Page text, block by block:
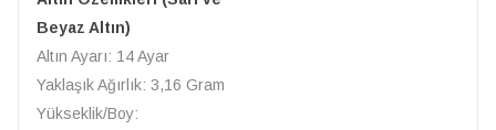
Beyaz Altın)
Altın Ayarı: 14 Ayar
Yaklaşık Ağırlık: 3,16 Gram
Yükseklik/Boy: